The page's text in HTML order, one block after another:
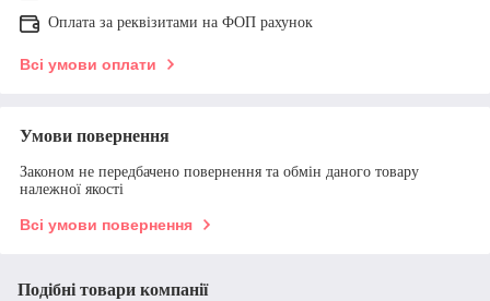
Оплата за реквізитами на ФОП рахунок
Всі умови оплати
Умови повернення
Законом не передбачено повернення та обмін даного товару
належної якості
Всі умови повернення
Подібні товари компанії